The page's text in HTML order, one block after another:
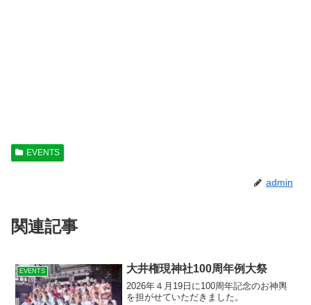
EVENTS
admin
関連記事
EVENTS 大井権現神社100周年例大祭
2026年４月19日に100周年記念のお神輿
を担がせていただきました。